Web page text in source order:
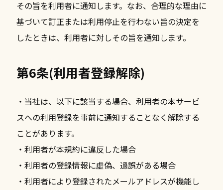
その旨を利用者に通知します。なお、合理的な理由に
基づいて訂正または利用停止を行わない旨の決定を
したときは、利用者に対しその旨を通知します。
第6条(利用者登録解除)
・当社は、以下に該当する場合、利用者の本サービ
スへの利用登録を事前に通知することなく解除する
ことがあります。
・利用者が本規約に違反した場合
・利用者の登録情報に虚偽、過誤がある場合
・利用者により登録されたメールアドレスが機能し